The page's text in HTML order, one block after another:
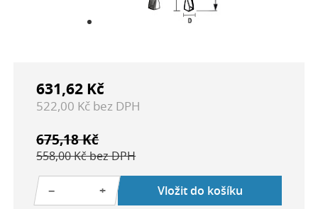
631,62 Kč
522,00 Kč bez DPH
675,18 Kč
558,00 Kč bez DPH
− + Vložit do košíku